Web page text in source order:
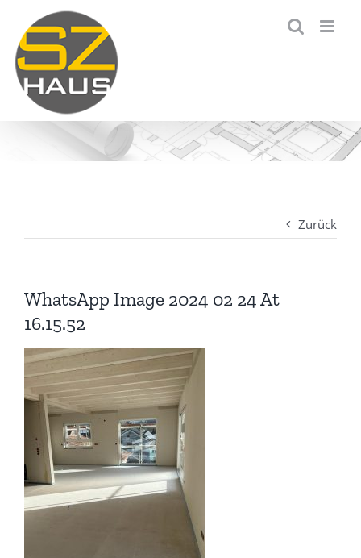
Inhalt
springen
Zurück
WhatsApp Image 2024 02 24 At
16.15.52